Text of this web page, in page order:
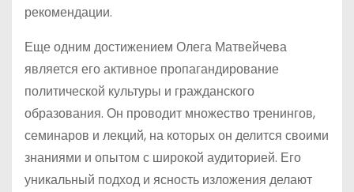
рекомендации.
Еще одним достижением Олега Матвейчева
является его активное пропагандирование
политической культуры и гражданского
образования. Он проводит множество тренингов,
семинаров и лекций, на которых он делится своими
знаниями и опытом с широкой аудиторией. Его
уникальный подход и ясность изложения делают